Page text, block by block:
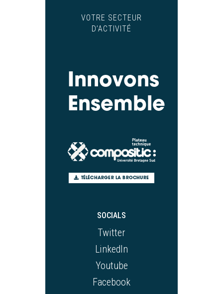
VOTRE SECTEUR
D’ACTIVITÉ
Innovons
Ensemble
TÉLÉCHARGER LA BROCHURE
SOCIALS
Twitter
LinkedIn
Youtube
Facebook